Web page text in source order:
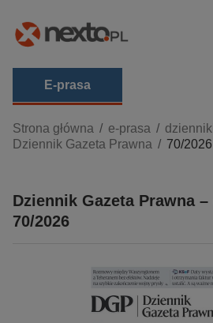
E-prasa
Kategorie
Zobacz wszystkie E-prasa
biznesowe, branżowe,
edukacja
hobby, sport, rozrywka
Strona główna e-prasa
Dziennik Gazeta Prawna
70/2026
Dziennik Gazeta Prawna
70/2026